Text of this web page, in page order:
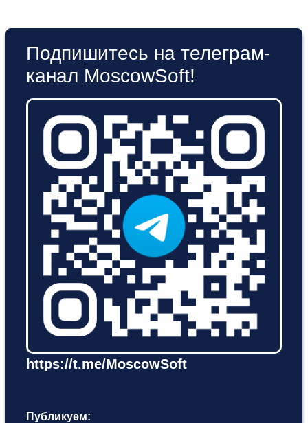
Подпишитесь на телеграм-
канал MoscowSoft!
https://t.me/MoscowSoft
Публикуем: